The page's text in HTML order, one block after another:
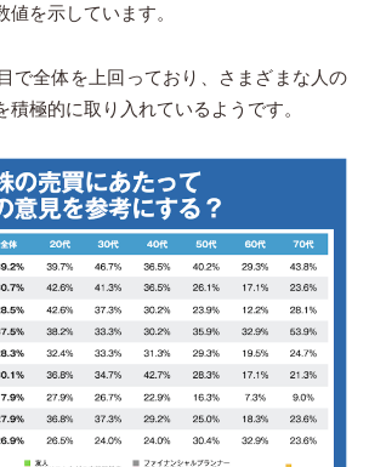
を示しています。
で全体を上回っており、さまざまな人の
積極的に取り入れているようです。